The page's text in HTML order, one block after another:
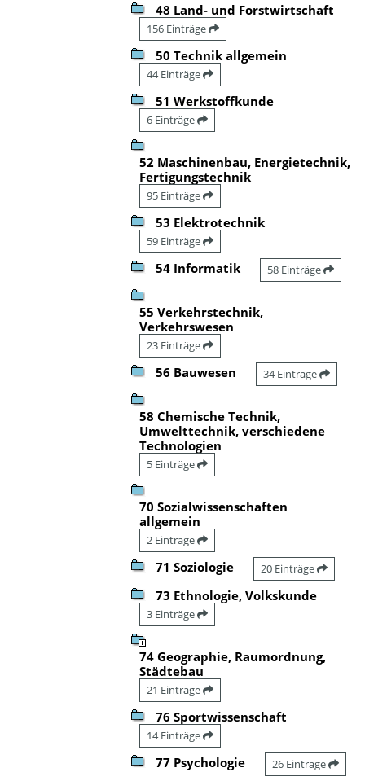
48 Land- und Forstwirtschaft
156 Einträge
50 Technik allgemein
44 Einträge
51 Werkstoffkunde
6 Einträge
52 Maschinenbau, Energietechnik,
Fertigungstechnik
95 Einträge
53 Elektrotechnik
59 Einträge
54 Informatik 58 Einträge
55 Verkehrstechnik,
Verkehrswesen
23 Einträge
56 Bauwesen 34 Einträge
58 Chemische Technik,
Umwelttechnik, verschiedene
Technologien
5 Einträge
70 Sozialwissenschaften
allgemein
2 Einträge
71 Soziologie 20 Einträge
73 Ethnologie, Volkskunde
3 Einträge
74 Geographie, Raumordnung,
Städtebau
21 Einträge
76 Sportwissenschaft
14 Einträge
77 Psychologie 26 Einträge